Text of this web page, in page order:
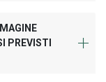
PREVISTI